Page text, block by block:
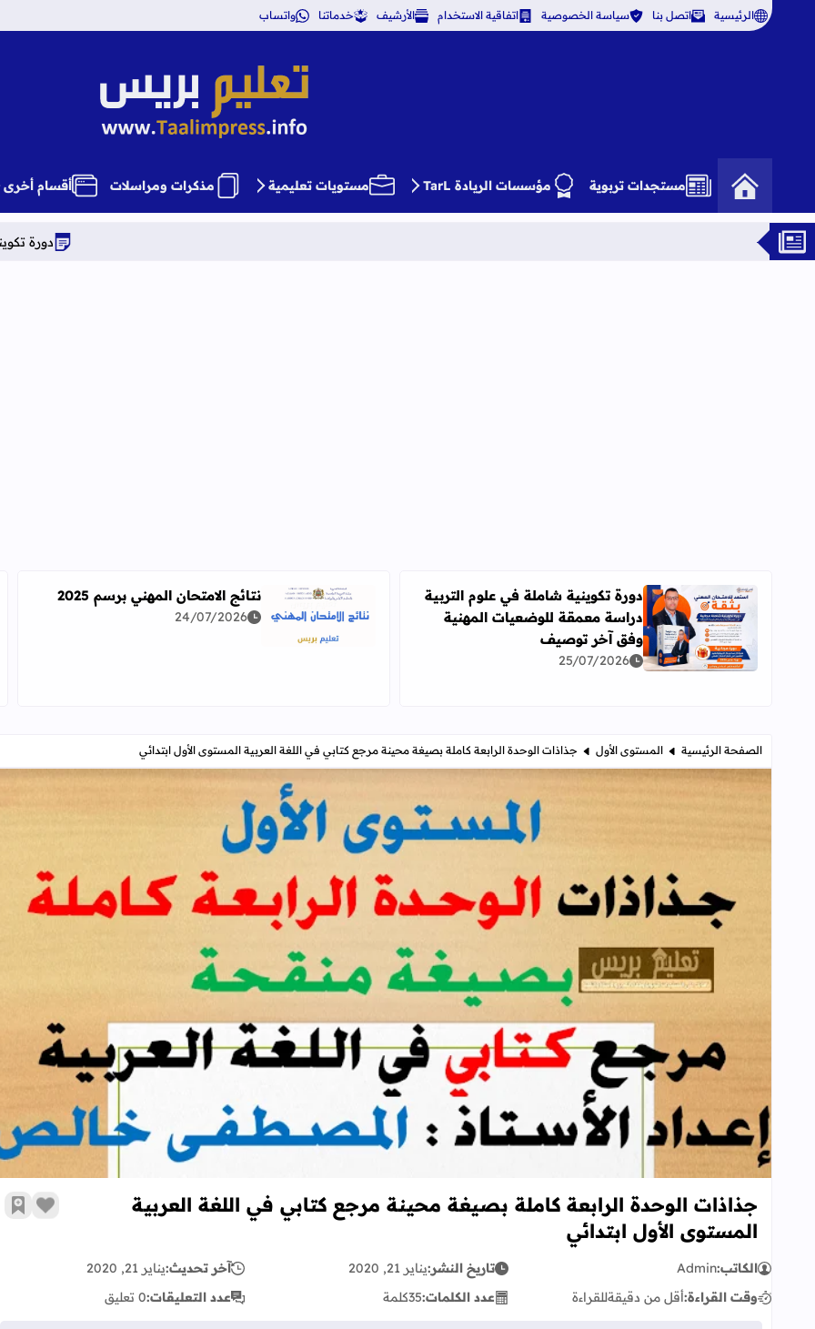
الرئيسية اتصل بنا سياسة الخصوصية اتفاقية الاستخدام الأرشيف خدماتنا واتساب
تعليم بريس TaalimPress
مستجدات تربوية مؤسسات الريادة TarL مستويات تعليمية مذكرات ومراسلات أقسام أخرى
دورة تكوينية شاملة في
اقرأ المزيد عن دورة تكوينية شاملة في علوم التربية دراسة معمقة للوضعيات المهنية وفق آخر توصيف
دورة تكوينية شاملة في علوم التربية
دراسة معمقة للوضعيات المهنية
وفق آخر توصيف
25/07/2026
اقرأ المزيد عن نتائج الامتحان المهني برسم 2025
نتائج الامتحان المهني برسم 2025
24/07/2026
الصفحة الرئيسية المستوى الأول جذاذات الوحدة الرابعة كاملة بصيغة محينة مرجع كتابي في اللغة العربية المستوى الأول ابتدائي
جذاذات الوحدة الرابعة كاملة بصيغة محينة مرجع كتابي في اللغة
جذاذات الوحدة الرابعة كاملة بصيغة محينة مرجع كتابي في اللغة العربية
المستوى الأول ابتدائي
زر
الكاتب:Admin تاريخ النشر:يناير 21, 2020 آخر تحديث:يناير 21, 2020
وقت القراءة:أقل من دقيقةللقراءة عدد الكلمات:35كلمة عدد التعليقات:0 تعليق